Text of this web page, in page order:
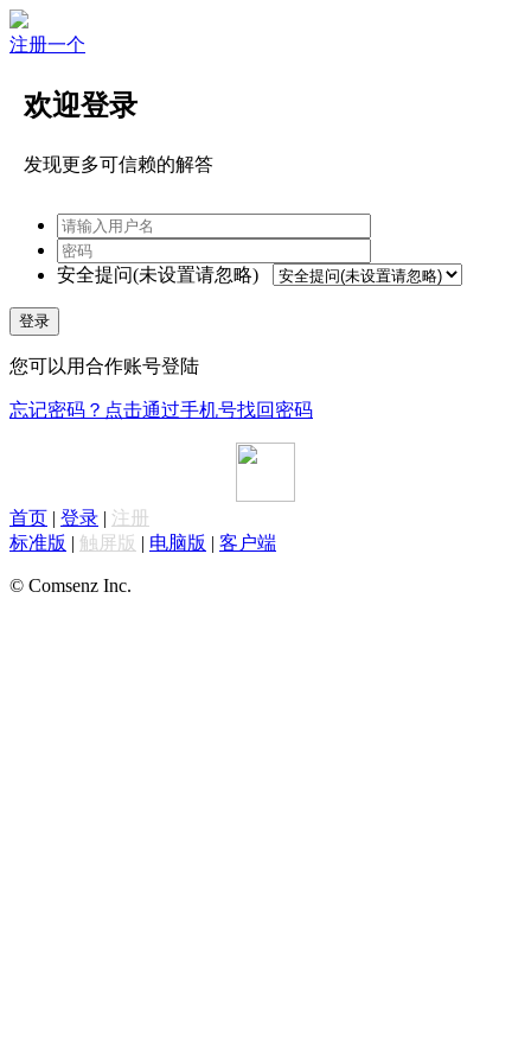
注册一个
欢迎登录
发现更多可信赖的解答
安全提问(未设置请忽略)
登录
您可以用合作账号登陆
忘记密码？点击通过手机号找回密码
首页 | 登录 | 注册
标准版 | 触屏版 | 电脑版 | 客户端
© Comsenz Inc.